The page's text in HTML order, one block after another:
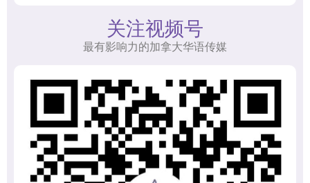
关注视频号
最有影响力的加拿大华语传媒